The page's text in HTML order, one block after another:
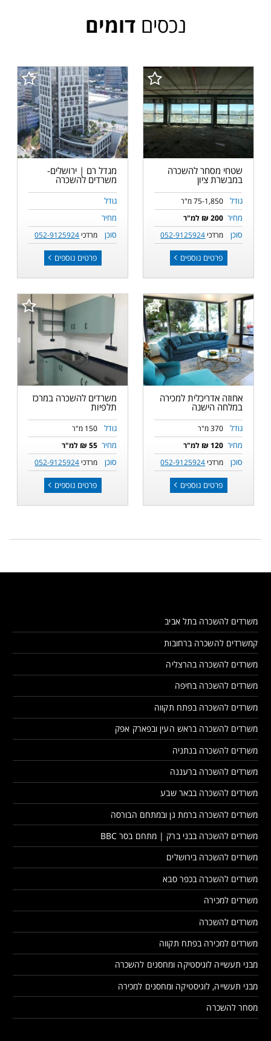
נכסיםדומים
שטחי מסחר להשכרה
במבשרת ציון
גודל 75-1,850 מ"ר
מחיר 200 ₪ למ"ר
סוכן מרדכי052-9125924
פרטים נוספים
מגדל רם | ירושלים-
משרדים להשכרה
גודל
מחיר
סוכן
מרדכי052-9125924
פרטים נוספים
אחוזה אדריכלית למכירה
במלחה הישנה
גודל 370 מ"ר
מחיר 120 ₪ למ"ר
סוכן מרדכי052-9125924
פרטים נוספים
משרדים להשכרה במרכז
תלפיות
גודל 150 מ"ר
מחיר 55 ₪ למ"ר
סוכן מרדכי052-9125924
פרטים נוספים
משרדים להשכרה בתל אביב
קמשרדים להשכרה ברחובות
משרדים להשכרה בהרצליה
משרדים להשכרה בחיפה
משרדים להשכרה בפתח תקווה
משרדים להשכרה בראש העין ובפארק אפק
משרדים להשכרה בנתניה
משרדים להשכרה ברעננה
משרדים להשכרה בבאר שבע
משרדים להשכרה ברמת גן ובמתחם הבורסה
משרדים להשכרה בבני ברק | מתחם בסר BBC
משרדים להשכרה בירושלים
משרדים להשכרה בכפר סבא
משרדים למכירה
משרדים להשכרה
משרדים למכירה בפתח תקווה
מבני תעשייה לוגיסטיקה ומחסנים להשכרה
מבני תעשייה, לוגיסטיקה ומחסנים למכירה
מסחר להשכרה